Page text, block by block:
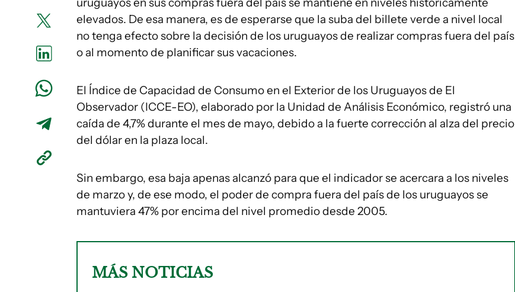
elevados. De esa manera, es de esperarse que la suba del billete verde a nivel local
no tenga efecto sobre la decisión de los uruguayos de realizar compras fuera del país
o al momento de planificar sus vacaciones.
El Índice de Capacidad de Consumo en el Exterior de los Uruguayos de El
Observador (ICCE-EO), elaborado por la Unidad de Análisis Económico, registró una
caída de 4,7% durante el mes de mayo, debido a la fuerte corrección al alza del precio
del dólar en la plaza local.
Sin embargo, esa baja apenas alcanzó para que el indicador se acercara a los niveles
de marzo y, de ese modo, el poder de compra fuera del país de los uruguayos se
mantuviera 47% por encima del nivel promedio desde 2005.
MÁS NOTICIAS